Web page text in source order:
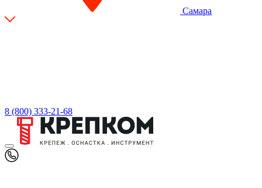
Самара
8 (800) 333-21-68